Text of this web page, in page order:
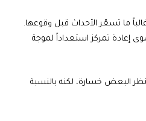
ما تسعّر الأحداث قبل وقوعها.
إعادة تمركز استعداداً لموجة
نظر البعض خسارة، لكنه بالنسبة